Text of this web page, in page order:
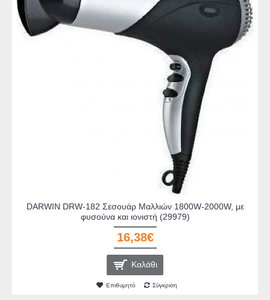
DARWIN DRW-182 Σεσουάρ Μαλλιών 1800W-2000W, με
φυσούνα και ιονιστή (29979)
16,38€
Καλάθι
Επιθυμητό Σύγκριση